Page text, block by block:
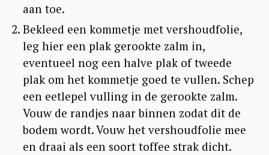
aan toe.
Bekleed een kommetje met vershoudfolie,
leg hier een plak gerookte zalm in,
eventueel nog een halve plak of tweede
plak om het kommetje goed te vullen. Schep
een eetlepel vulling in de gerookte zalm.
Vouw de randjes naar binnen zodat dit de
bodem wordt. Vouw het vershoudfolie mee
en draai als een soort toffee strak dicht.